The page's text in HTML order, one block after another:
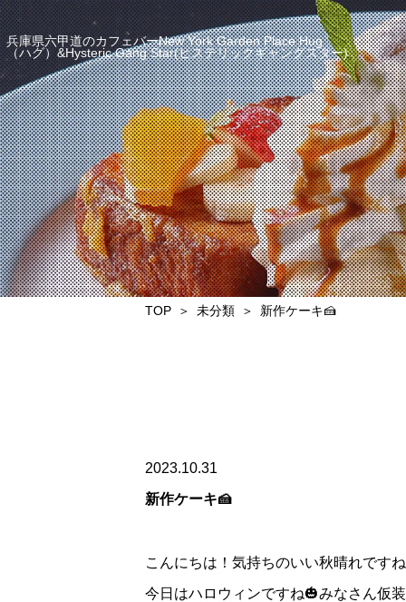
兵庫県六甲道のカフェバーNew York Garden Place Hug
（ハグ）&Hysteric Gang Star(ヒステリックギャングスター)
TOP 未分類 新作ケーキ🍰
2023.10.31
新作ケーキ🍰
こんにちは！気持ちのいい秋晴れです
今日はハロウィンですね🎃みなさん仮